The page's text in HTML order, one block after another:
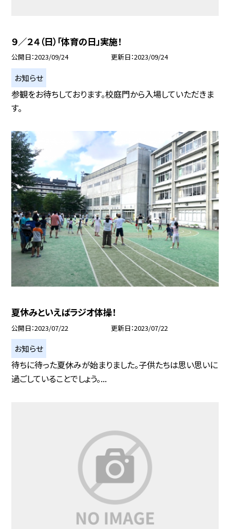
９／２４（日）「体育の日」実施！
公開日 2023/09/24 更新日 2023/09/24
お知らせ
参観をお待ちしております。校庭門から入場していただきま
す。
夏休みといえばラジオ体操！
公開日 2023/07/22 更新日 2023/07/22
お知らせ
待ちに待った夏休みが始まりました。子供たちは思い思いに
過ごしていることでしょう。...